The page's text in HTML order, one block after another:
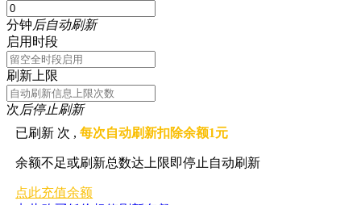
分钟后自动刷新
启用时段
刷新上限
次后停止刷新
已刷新 次 ,每次自动刷新扣除余额1元
余额不足或刷新总数达上限即停止自动刷新
点此充值余额